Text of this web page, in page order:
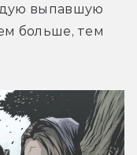
выпавшую
больше, тем